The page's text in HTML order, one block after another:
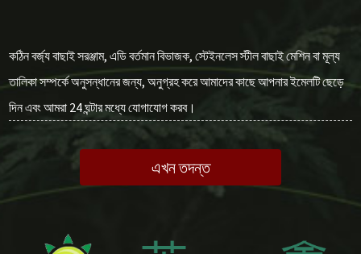
কঠিন বর্জ্য বাছাই সরঞ্জাম, এডি বর্তমান বিভাজক, স্টেইনলেস স্টীল বাছাই মেশিন বা মূল্য
তালিকা সম্পর্কে অনুসন্ধানের জন্য, অনুগ্রহ করে আমাদের কাছে আপনার ইমেলটি ছেড়ে
দিন এবং আমরা 24 ঘন্টার মধ্যে যোগাযোগ করব।
এখন তদন্ত